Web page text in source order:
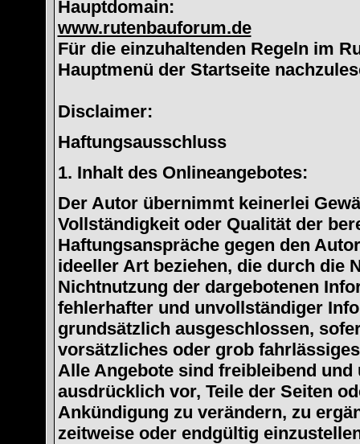
Hauptdomain:
www.rutenbauforum.de
Für die einzuhaltenden Regeln im
Hauptmenü der Startseite
Disclaimer:
Haftungsausschluss
1. Inhalt des Onlineangebotes:
Der Autor übernimmt keinerlei
Vollständigkeit oder Qualität der
Haftungsanspräche gegen den
ideeller Art beziehen, die durch die
Nichtnutzung der dargebotenen
fehlerhafter und unvollständiger
grundsätzlich ausgeschlossen,
vorsätzliches oder grob
Alle Angebote sind freibleibend
ausdrücklich vor, Teile der Seiten
Ankündigung zu verändern, zu
zeitweise oder endgültig